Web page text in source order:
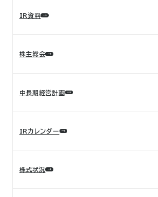
IR資料
株主総会
中長期経営計画
IRカレンダー
株式状況